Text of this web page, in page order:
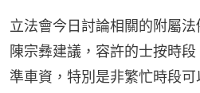
立法會今日討論相關的附屬
陳宗彝建議，容許的士按時
準車資，特別是非繁忙時段